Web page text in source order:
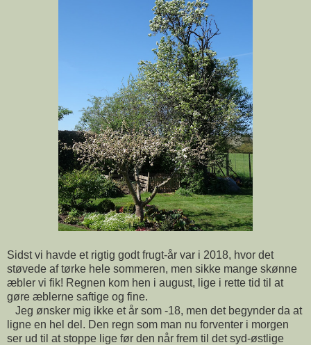
Sidst vi havde et rigtig godt frugt-år var i 2018, hvor det
støvede af tørke hele sommeren, men sikke mange skønne
æbler vi fik! Regnen kom hen i august, lige i rette tid til at
gøre æblerne saftige og fine.
Jeg ønsker mig ikke et år som -18, men det begynder da at
ligne en hel del. Den regn som man nu forventer i morgen
ser ud til at stoppe lige før den når frem til det syd-østlige